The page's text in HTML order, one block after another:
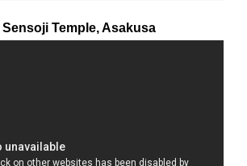
Sensoji Temple, Asakusa